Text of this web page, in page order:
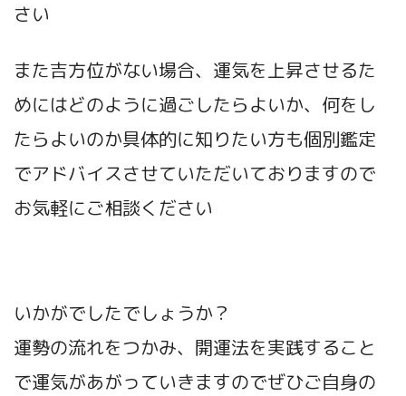
さい
また吉方位がない場合、運気を上昇させるた
めにはどのように過ごしたらよいか、何をし
たらよいのか具体的に知りたい方も個別鑑定
でアドバイスさせていただいておりますので
お気軽にご相談ください
いかがでしたでしょうか？
運勢の流れをつかみ、開運法を実践すること
で運気があがっていきますのでぜひご自身の